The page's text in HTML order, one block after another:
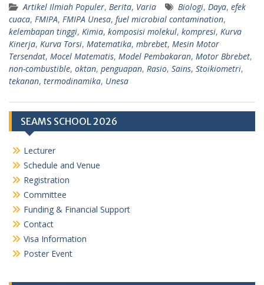
Artikel Ilmiah Populer, Berita, Varia Biologi, Daya, efek
cuaca, FMIPA, FMIPA Unesa, fuel microbial contamination,
kelembapan tinggi, Kimia, komposisi molekul, kompresi, Kurva
Kinerja, Kurva Torsi, Matematika, mbrebet, Mesin Motor
Tersendat, Mocel Matematis, Model Pembakaran, Motor Bbrebet,
non-combustible, oktan, penguapan, Rasio, Sains, Stoikiometri,
tekanan, termodinamika, Unesa
SEAMS SCHOOL 2026
Lecturer
Schedule and Venue
Registration
Committee
Funding & Financial Support
Contact
Visa Information
Poster Event